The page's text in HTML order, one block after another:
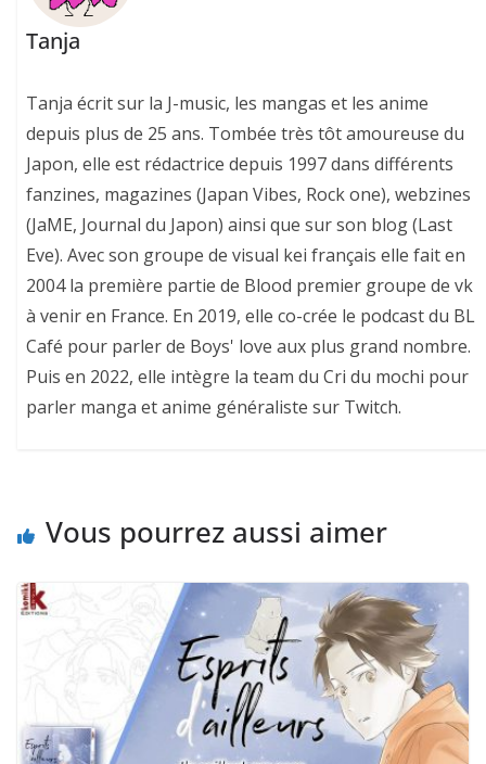
Tanja
Tanja écrit sur la J-music, les mangas et les anime
depuis plus de 25 ans. Tombée très tôt amoureuse du
Japon, elle est rédactrice depuis 1997 dans différents
fanzines, magazines (Japan Vibes, Rock one), webzines
(JaME, Journal du Japon) ainsi que sur son blog (Last
Eve). Avec son groupe de visual kei français elle fait en
2004 la première partie de Blood premier groupe de vk
à venir en France. En 2019, elle co-crée le podcast du BL
Café pour parler de Boys' love aux plus grand nombre.
Puis en 2022, elle intègre la team du Cri du mochi pour
parler manga et anime généraliste sur Twitch.
Vous pourrez aussi aimer